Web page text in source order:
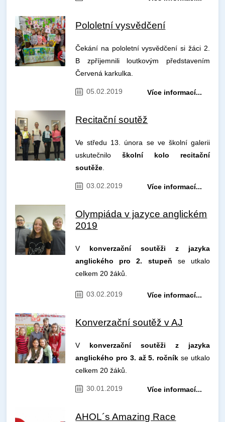
Pololetní vysvědčení
Čekání na pololetní vysvědčení si žáci 2.
B zpříjemnili loutkovým představením
Červená karkulka.
05.02.2019 Více informací...
Recitační soutěž
Ve středu 13. února se ve školní galerii
uskutečniloškolní kolo recitační
soutěže.
03.02.2019 Více informací...
Olympiáda v jazyce anglickém
2019
V konverzační soutěži z jazyka
anglického pro 2. stupeň se utkalo
celkem 20 žáků.
03.02.2019 Více informací...
Konverzační soutěž v AJ
V konverzační soutěži z jazyka
anglického pro 3. až 5. ročník se utkalo
celkem 20 žáků.
30.01.2019 Více informací...
AHOL´s Amazing Race